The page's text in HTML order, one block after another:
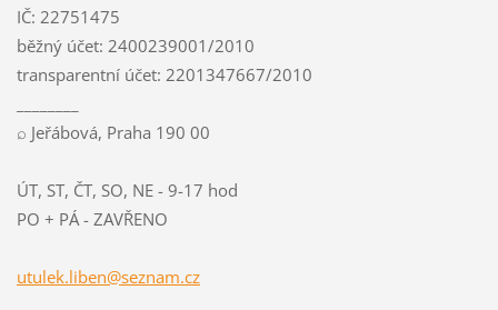
IČ: 22751475
běžný účet: 2400239001/2010
transparentní účet: 2201347667/2010
⌕ Jeřábová, Praha 190 00
ÚT, ST, ČT, SO, NE - 9-17 hod
PO + PÁ - ZAVŘENO
utulek.liben@seznam.cz